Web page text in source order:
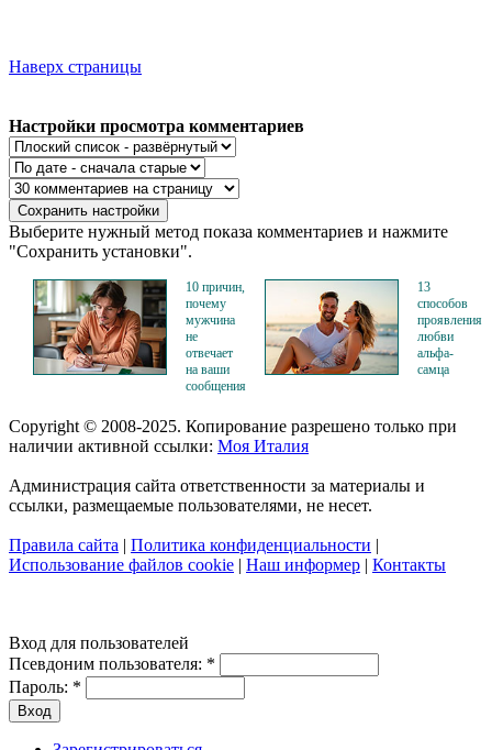
Наверх страницы
Настройки просмотра комментариев
Выберите нужный метод показа комментариев и нажмите
"Сохранить установки".
10 причин,
почему
мужчина
не
отвечает
на ваши
сообщения
13
способов
проявления
любви
альфа-
самца
Copyright © 2008-2025. Копирование разрешено только при
наличии активной ссылки: Моя Италия
Администрация сайта ответственности за материалы и
ссылки, размещаемые пользователями, не несет.
Правила сайта | Политика конфиденциальности |
Использование файлов cookie | Наш информер | Контакты
Вход для пользователей
Псевдоним пользователя: *
Пароль: *